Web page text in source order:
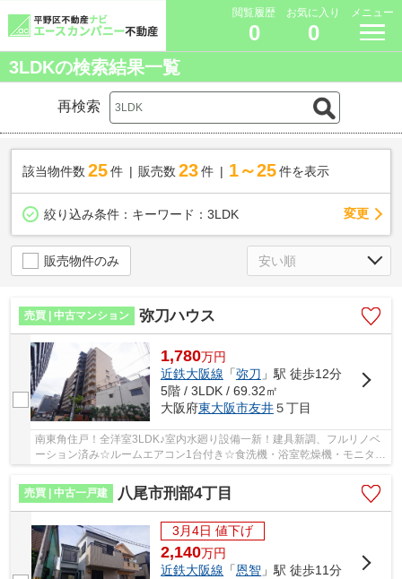
閲覧履歴
0
お気に入り
0
メニュー
3LDKの検索結果一覧
再検索
該当物件数 25件 販売数 23 件 1～25 件を表示
絞り込み条件： キーワード：3LDK 変更
販売物件のみ
売買 | 中古マンション 弥刀ハウス
1,780万円
近鉄大阪線 「弥刀 」駅 徒歩12分
5階 / 3LDK / 69.32㎡
大阪府東大阪市友井５丁目
南東角住戸！全洋室3LDK♪室内水廻り設備一新！建具新調、フルリノベ
ーション済み☆ルームエアコン1台付き☆食洗機・浴室乾燥機・モニター
売買 | 中古一戸建
八尾市刑部4丁目
3月4日 値下げ
2,140万円
近鉄大阪線 「恩智 」駅 徒歩11分